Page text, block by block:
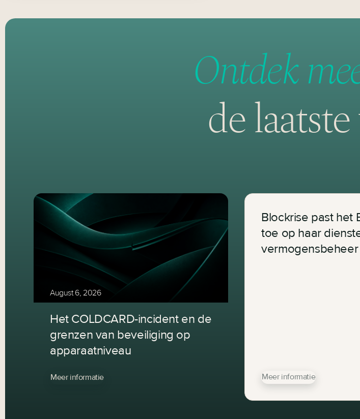
Ontdek
de
August 6, 2026
Het COLDCARD-incident en de
grenzen van beveiliging op
apparaatniveau
Meer informatie
Blockrise past het
toe op haar
vermogensbeheer
Meer informatie